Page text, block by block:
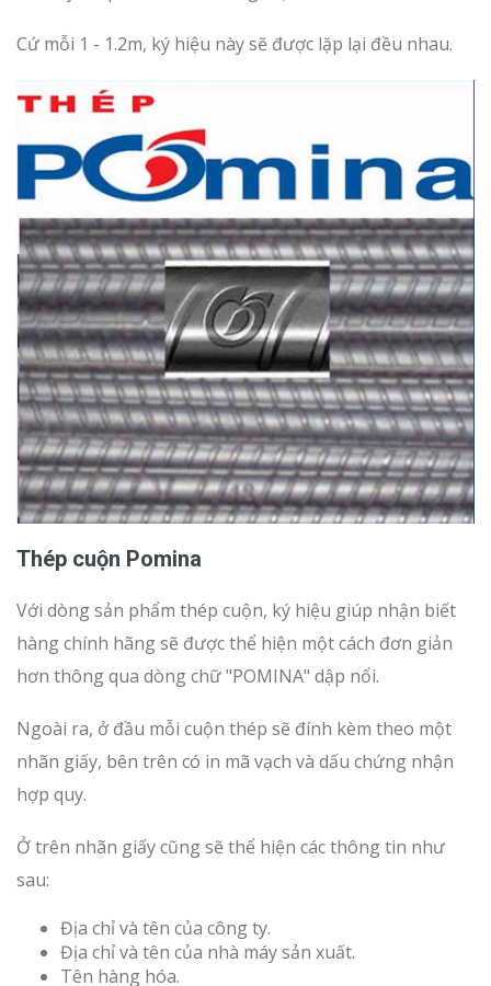
Cứ mỗi 1 - 1.2m, ký hiệu này sẽ được lặp lại đều nhau.
Thép cuộn Pomina
Với dòng sản phẩm thép cuộn, ký hiệu giúp nhận biết
hàng chính hãng sẽ được thể hiện một cách đơn giản
hơn thông qua dòng chữ "POMINA" dập nổi.
Ngoài ra, ở đầu mỗi cuộn thép sẽ đính kèm theo một
nhãn giấy, bên trên có in mã vạch và dấu chứng nhận
hợp quy.
Ở trên nhãn giấy cũng sẽ thể hiện các thông tin như
sau:
Địa chỉ và tên của công ty.
Địa chỉ và tên của nhà máy sản xuất.
Tên hàng hóa.